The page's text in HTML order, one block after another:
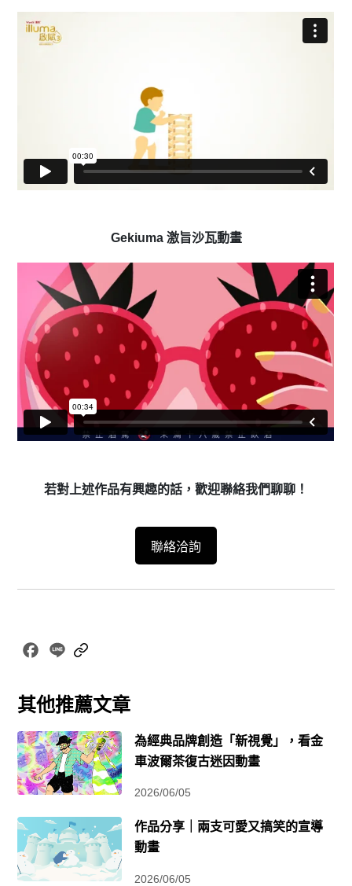
Gekiuma 激旨沙瓦動畫
若對上述作品有興趣的話，歡迎聯絡我們聊聊！
聯絡洽詢
Facebook
Line
Copy
其他推薦文章
為經典品牌創造「新視覺」，看金
車波爾茶復古迷因動畫
2026/06/05
作品分享｜兩支可愛又搞笑的宣導
動畫
2026/06/05